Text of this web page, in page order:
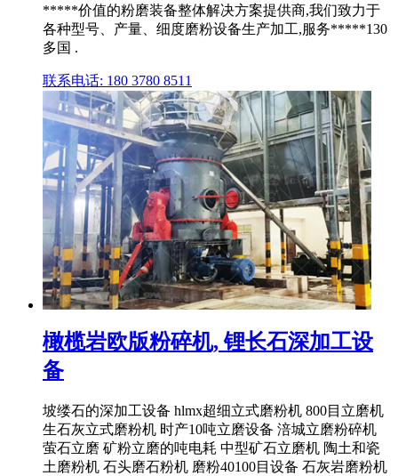
*****价值的粉磨装备整体解决方案提供商,我们致力于
各种型号、产量、细度磨粉设备生产加工,服务*****130
多国 .
联系电话: 180 3780 8511
橄榄岩欧版粉碎机, 锂长石深加工设
备
坡缕石的深加工设备 hlmx超细立式磨粉机 800目立磨机
生石灰立式磨粉机 时产10吨立磨设备 涪城立磨粉碎机
萤石立磨 矿粉立磨的吨电耗 中型矿石立磨机 陶土和瓷
土磨粉机 石头磨石粉机 磨粉40100目设备 石灰岩磨粉机